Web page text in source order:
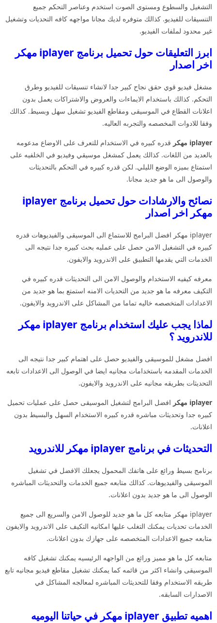
التشغيل والسطوع ومستوى الصوت استخدم وعناصر التحكم جميع
التنسيقات للفيديو. كذالك متوفره لديك مجانا مواجهه كافه التحديات وتشغيل
غير محدود لملفات الفيديو.
ابرز التعليقات حول تحميل برنامج iplayer مهكر
اخر اصدار
مشغل فيديو قوي حقق نجاح كبير جدا لانشاء تنسيقات للفيديو وطرق
التحكم. كذالك باستخدام الايماءات والعروض والاشتراكات يعمل بدون
اعلانات القطاع في الموسيقى ومقاطع الفيديو تشغيل سهل وبسيط. كذالك
وفقا للادوات المخصصه والتجربه العاليه.
iplayer مهكر
قدره كبيره في الاستخدام للتعرف على الاوضاع مدعومه
بالعديد من اللغات. كذالك يعمل كمشغل موسيقي وفيديو في الخلفيه على
استمتاع بميزه الوضع الليلي. لكن قدره كبيره في التحكم بالتحديثات
والوصول الى ما هو جديد مجانا.
نصائح والارشادات حول تحميل برنامج iplayer
مهكر اخر اصدار
iplayer مهكر افضل البرامج للاستماع الى الموسيقى والفيديوهات قدره
كبيره في التشغيل الامن حصل على عمليه بحث كبيره جدا نتيجه الى
الخدمات التي يقدمها التطبيق على الاندرويد والايفون.
معرفه كيفيه الاستخدام والوصول الامن الى التحديثات قدره كبيره في
التكيف معرفه ما هو جديد من التحديات الامنه استمتع بما هو جديد من
الاعدادات المتخصصه خاليه تماما من المشاكل على الاندرويد والايفون.
لماذا يجب عليك استخدام برنامج iplayer مهكر
للاندرويد ؟
افضل مشغل للموسيقى والفيديو حصل على اهتمام كبير جدا نتيجه الى
الخدمات المقدمه باستخدامات مجانيه ايضا في الوصول الى الاعدادات تابعه
التحديثات بطريقه مجانيه على الاندرويد والايفون.
iplayer مهكر
افضل البرامج لتشغيل الموسيقى حصل على عمليات تحميل
كبيره جدا وتحديثات مباشره قدره كبيره الاستخدام السهل والبسيط بدون
اعلانات.
التحديثات في برنامج iplayer مهكر للاندرويد
برنامج بسيط ورائع على هاتفك المحمول يجعلك الافضل في تشغيل
الموسيقى والفيديوهات. كذالك متابعه جميع الخدمات والتحديثات المباشره
الوصول الى ما هو جديد بدون اعلانات.
iplayer مهكر متابعه كل ما هو جديد للوصول الامن والسريع الى جميع
الخدمات تحديات يمكنك التغلب عليها امكانيه التكيف على الاندرويد والايفون
متابعه جميع الاعدادات المتخصصه على جهازك بدون اعلانات.
متابعه كل ما هو مميز ورائع من الواجهه الرئيسيه يمكنك تشغيل كافه
الموسيقى وانشاء اكثر من قائمه كما يمكنك تشغيل مقاطع فيديو مجانيه تابع
طريقه الاستخدام وفقا للتحديثات المباشره لمعالجه المشاكل في
الاصدارات السابقه.
اهميه تطبيق iplayer مهكر في حياتنا اليوميه